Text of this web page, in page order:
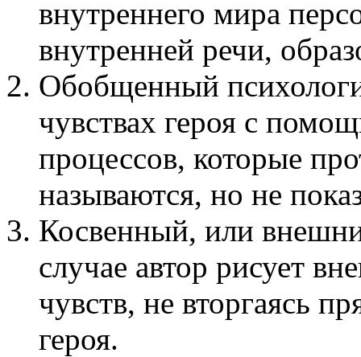
внутреннего мира
внутренней речи,
Обобщенный
чувствах героя с
процессов, которые
называются, но не
Косвенный, или
случае автор рисует
чувств, не вторгаясь
героя.